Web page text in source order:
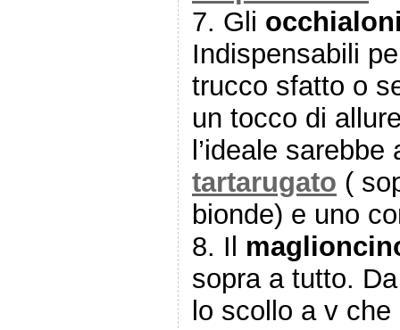
7. Gli
Indispensabili
trucco sfatto o
un tocco di
l’ideale
tartarugato (
bionde) e uno
8. Il
sopra a tutto.
lo scollo a v